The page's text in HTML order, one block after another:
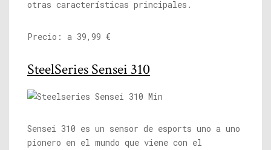
otras características principales.
Precio: a 39,99 €
SteelSeries Sensei 310
Sensei 310 es un sensor de esports uno a uno
pionero en el mundo que viene con el